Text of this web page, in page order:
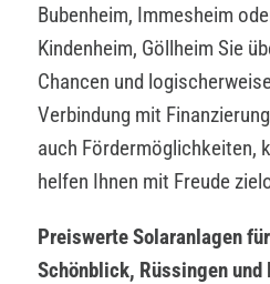
Bubenheim, Immesheim
Kindenheim, Göllheim Sie
Chancen und
Verbindung mit
auch Fördermöglichkeiten,
helfen Ihnen mit Freude
Preiswerte Solaranlagen
Schönblick, Rüssingen